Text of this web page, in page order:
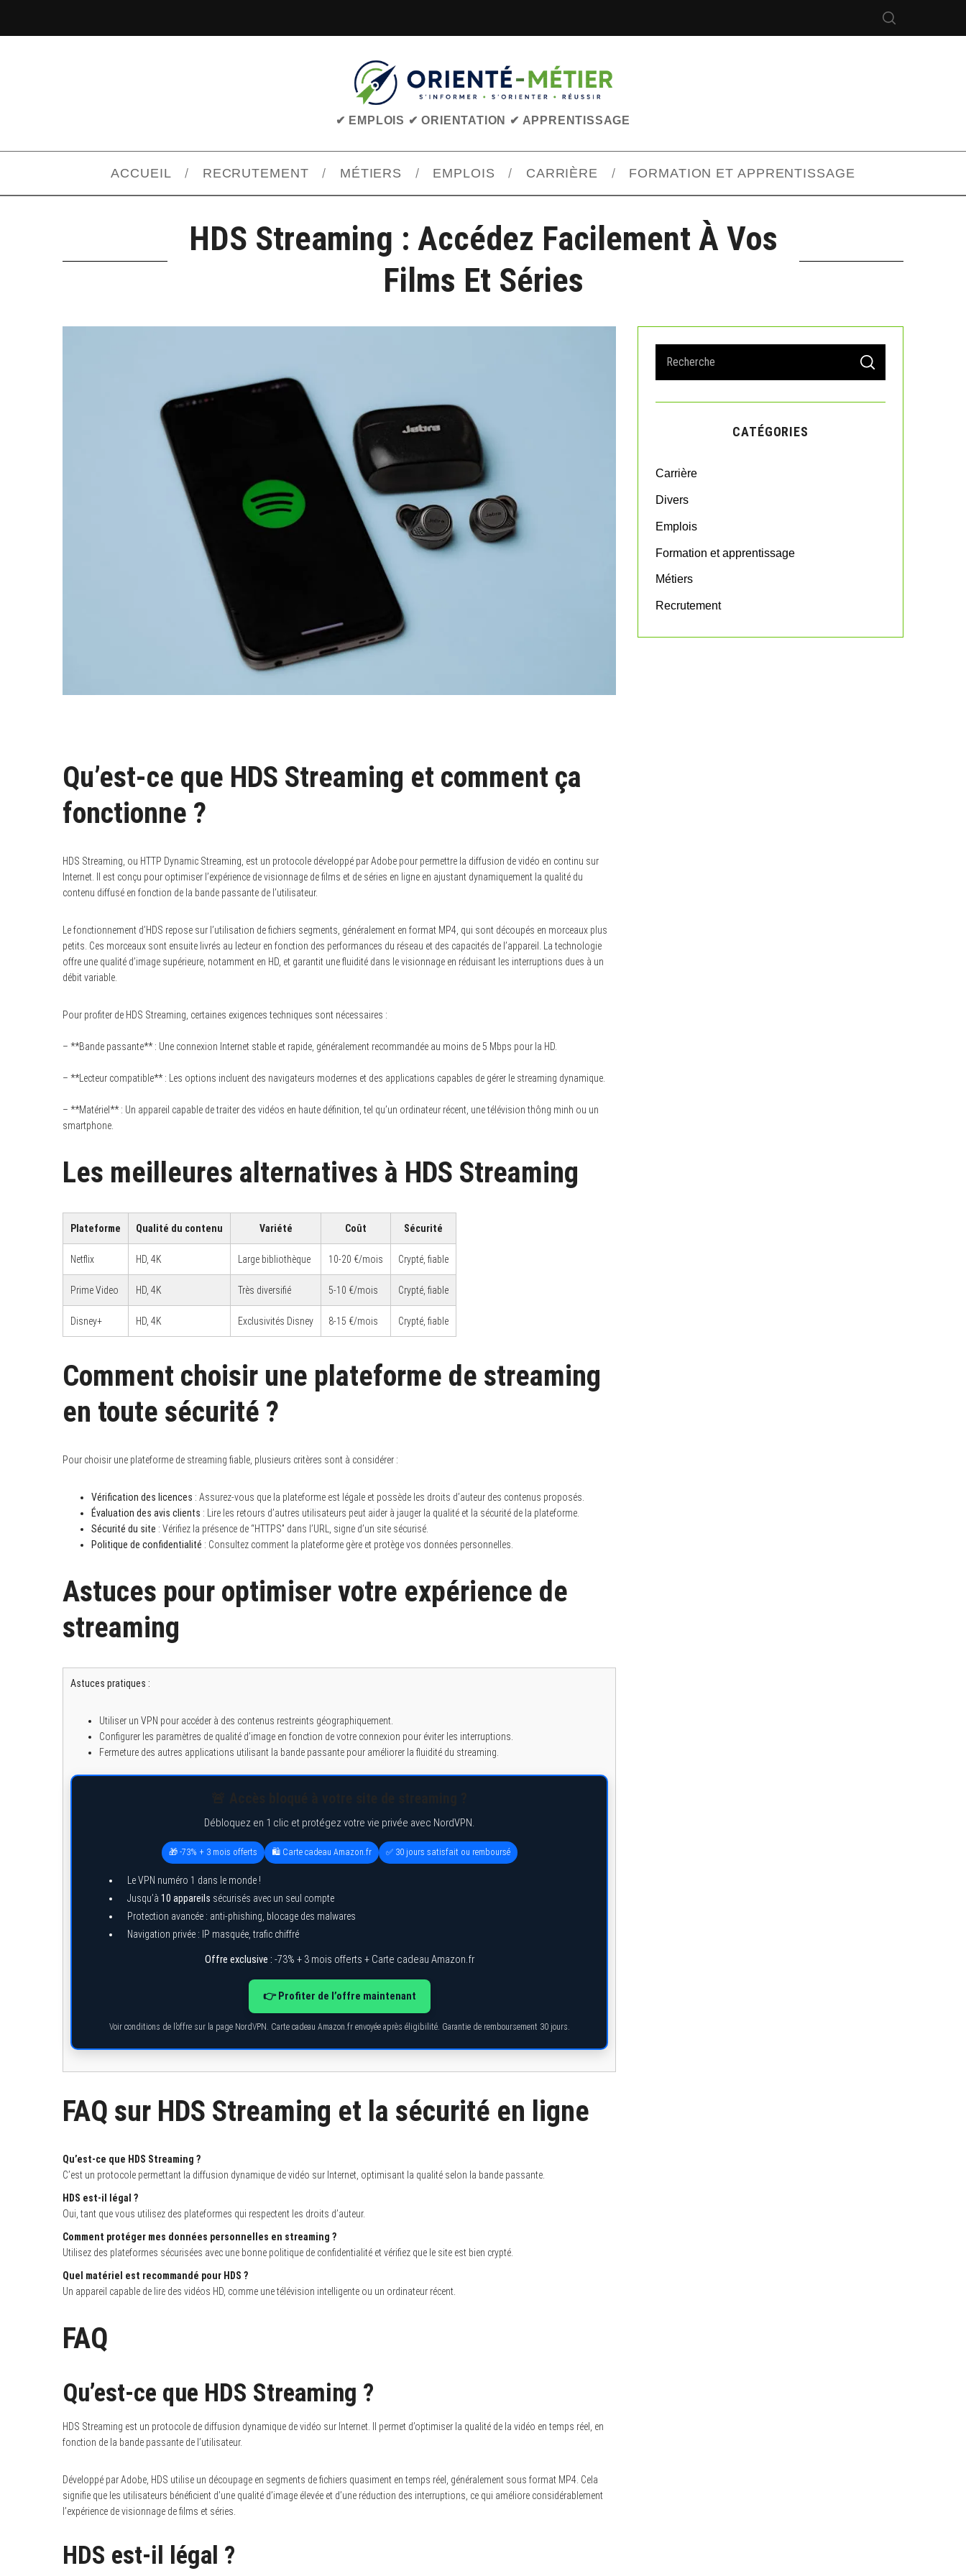
✔ EMPLOIS ✔ ORIENTATION ✔ APPRENTISSAGE
ACCUEIL RECRUTEMENT MÉTIERS EMPLOIS CARRIÈRE FORMATION ET APPRENTISSAGE
HDS Streaming : Accédez Facilement À Vos
Films Et Séries
Qu’est-ce que HDS Streaming et comment ça
fonctionne ?
HDS Streaming, ou HTTP Dynamic Streaming, est un protocole développé par Adobe pour permettre la diffusion de vidéo en continu sur
Internet. Il est conçu pour optimiser l’expérience de visionnage de films et de séries en ligne en ajustant dynamiquement la qualité du
contenu diffusé en fonction de la bande passante de l’utilisateur.
Le fonctionnement d’HDS repose sur l’utilisation de fichiers segments, généralement en format MP4, qui sont découpés en morceaux plus
petits. Ces morceaux sont ensuite livrés au lecteur en fonction des performances du réseau et des capacités de l’appareil. La technologie
offre une qualité d’image supérieure, notamment en HD, et garantit une fluidité dans le visionnage en réduisant les interruptions dues à un
débit variable.
Pour profiter de HDS Streaming, certaines exigences techniques sont nécessaires :
– **Bande passante** : Une connexion Internet stable et rapide, généralement recommandée au moins de 5 Mbps pour la HD.
– **Lecteur compatible** : Les options incluent des navigateurs modernes et des applications capables de gérer le streaming dynamique.
– **Matériel** : Un appareil capable de traiter des vidéos en haute définition, tel qu’un ordinateur récent, une télévision thông minh ou un
smartphone.
Les meilleures alternatives à HDS Streaming
Plateforme Qualité du contenu Variété Coût Sécurité
Netflix HD, 4K Large bibliothèque 10-20 €/mois Crypté, fiable
Prime Video HD, 4K Très diversifié 5-10 €/mois Crypté, fiable
Disney+ HD, 4K Exclusivités Disney 8-15 €/mois Crypté, fiable
Comment choisir une plateforme de streaming
en toute sécurité ?
Pour choisir une plateforme de streaming fiable, plusieurs critères sont à considérer :
Vérification des licences : Assurez-vous que la plateforme est légale et possède les droits d’auteur des contenus proposés.
Évaluation des avis clients : Lire les retours d’autres utilisateurs peut aider à jauger la qualité et la sécurité de la plateforme.
Sécurité du site : Vérifiez la présence de “HTTPS” dans l’URL, signe d’un site sécurisé.
Politique de confidentialité : Consultez comment la plateforme gère et protège vos données personnelles.
Astuces pour optimiser votre expérience de
streaming
Astuces pratiques :
Utiliser un VPN pour accéder à des contenus restreints géographiquement.
Configurer les paramètres de qualité d’image en fonction de votre connexion pour éviter les interruptions.
Fermeture des autres applications utilisant la bande passante pour améliorer la fluidité du streaming.
Débloquez en 1 clic et protégez votre vie privée avec NordVPN.
🎁 -73% + 3 mois offerts 🛍️ Carte cadeau Amazon.fr ✅ 30 jours satisfait ou remboursé
Le VPN numéro 1 dans le monde !
Jusqu’à 10 appareils sécurisés avec un seul compte
Protection avancée : anti-phishing, blocage des malwares
Navigation privée : IP masquée, trafic chiffré
Offre exclusive : -73% + 3 mois offerts + Carte cadeau Amazon.fr
👉 Profiter de l’offre maintenant
Voir conditions de l’offre sur la page NordVPN. Carte cadeau Amazon.fr envoyée après éligibilité. Garantie de remboursement 30 jours.
FAQ sur HDS Streaming et la sécurité en ligne
Qu’est-ce que HDS Streaming ?
C’est un protocole permettant la diffusion dynamique de vidéo sur Internet, optimisant la qualité selon la bande passante.
HDS est-il légal ?
Oui, tant que vous utilisez des plateformes qui respectent les droits d’auteur.
Comment protéger mes données personnelles en streaming ?
Utilisez des plateformes sécurisées avec une bonne politique de confidentialité et vérifiez que le site est bien crypté.
Quel matériel est recommandé pour HDS ?
Un appareil capable de lire des vidéos HD, comme une télévision intelligente ou un ordinateur récent.
FAQ
Qu’est-ce que HDS Streaming ?
HDS Streaming est un protocole de diffusion dynamique de vidéo sur Internet. Il permet d’optimiser la qualité de la vidéo en temps réel, en
fonction de la bande passante de l’utilisateur.
Développé par Adobe, HDS utilise un découpage en segments de fichiers quasiment en temps réel, généralement sous format MP4. Cela
signifie que les utilisateurs bénéficient d’une qualité d’image élevée et d’une réduction des interruptions, ce qui améliore considérablement
l’expérience de visionnage de films et séries.
HDS est-il légal ?
a
r
o
S
A
C
CATÉGORIES
Carrière
Divers
Emplois
Formation et apprentissage
Métiers
Recrutement
e
a
h
: